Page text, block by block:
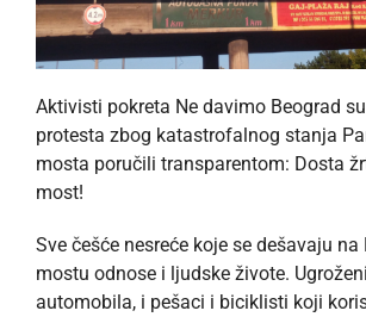
Aktivisti pokreta Ne davimo Beograd
protesta zbog katastrofalnog stanja
mosta poručili transparentom: Dosta
most!
Sve češće nesreće koje se dešavaju
mostu odnose i ljudske živote.
automobila, i pešaci i biciklisti koji